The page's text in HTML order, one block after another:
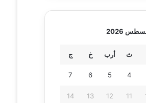
2026
ث أرب خ ج
4
5
6
7
11
12
13
14